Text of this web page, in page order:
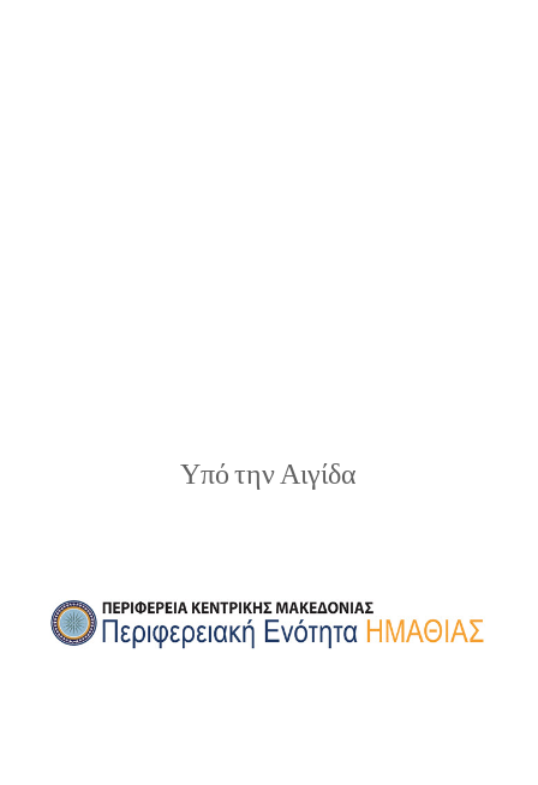
Υπό την Αιγίδα